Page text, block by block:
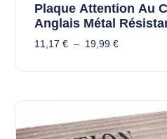
Plaque Attention Au
Anglais Métal
11,17 € – 19,99 €